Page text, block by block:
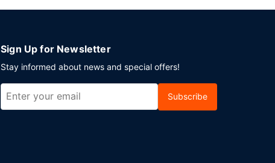
Sign Up for Newsletter
Stay informed about news and special offers!
Subscribe